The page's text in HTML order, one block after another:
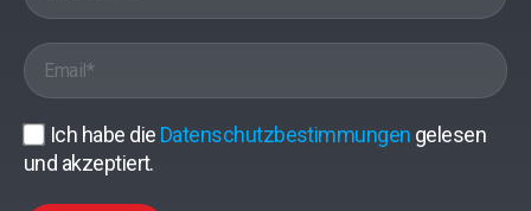
Ich habe die Datenschutzbestimmungen gelesen
und akzeptiert.